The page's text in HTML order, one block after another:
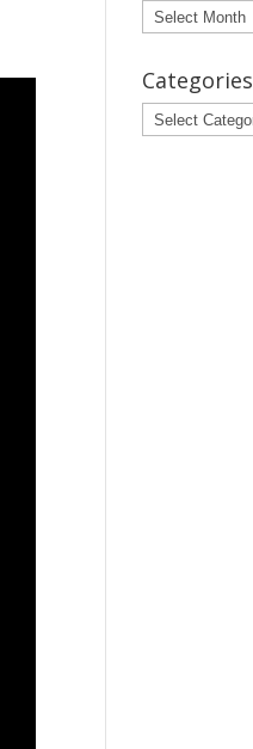
Archives
Categories
Categories